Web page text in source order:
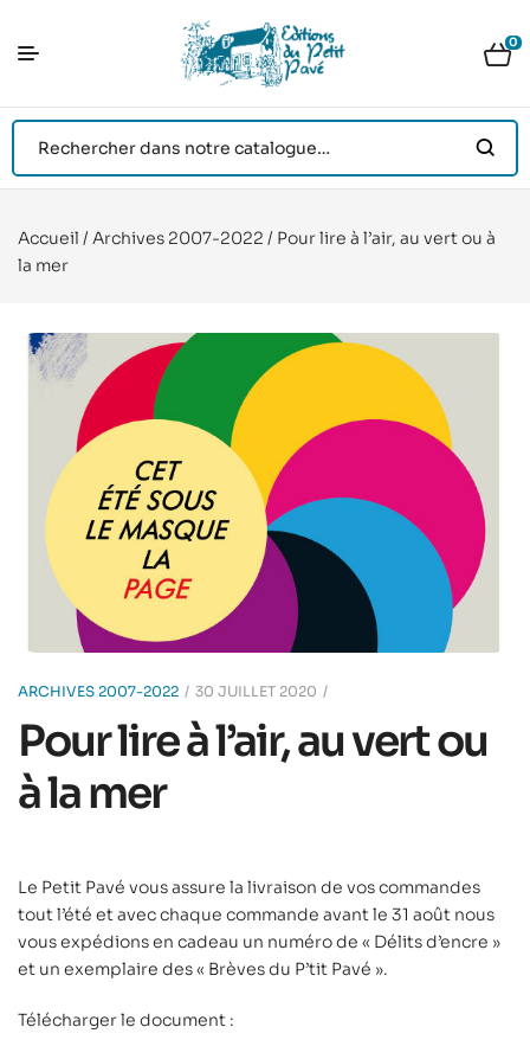
0
Accueil / Archives 2007-2022 / Pour lire à l’air, au vert ou à
la mer
ARCHIVES 2007-2022 30 JUILLET 2020
Pour lire à l’air, au vert ou
à la mer
Le Petit Pavé vous assure la livraison de vos commandes
tout l’été et avec chaque commande avant le 31 août nous
vous expédions en cadeau un numéro de « Délits d’encre »
et un exemplaire des « Brèves du P’tit Pavé ».
Télécharger le document :